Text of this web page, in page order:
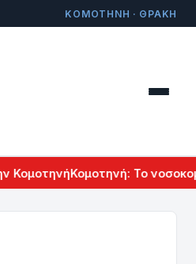
ΚΟΜΟΤΗΝΗ · ΘΡΑΚΗ
ΚομοτηνήΚομοτηνή: Το